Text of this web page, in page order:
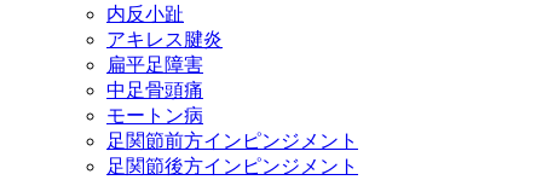
内反小趾
アキレス腱炎
扁平足障害
中足骨頭痛
モートン病
足関節前方インピンジメント
足関節後方インピンジメント